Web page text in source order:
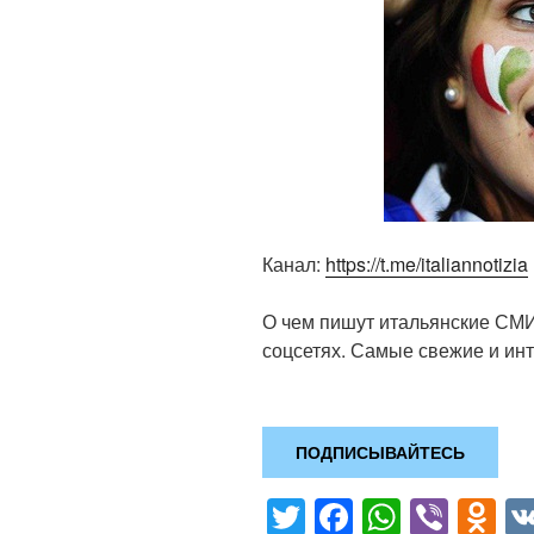
Канал: https://t.me/italiannotizia
О чем пишут итальянские
соцсетях. Самые свежие и
ПОДПИСЫВАЙТЕСЬ
T F W Vi O